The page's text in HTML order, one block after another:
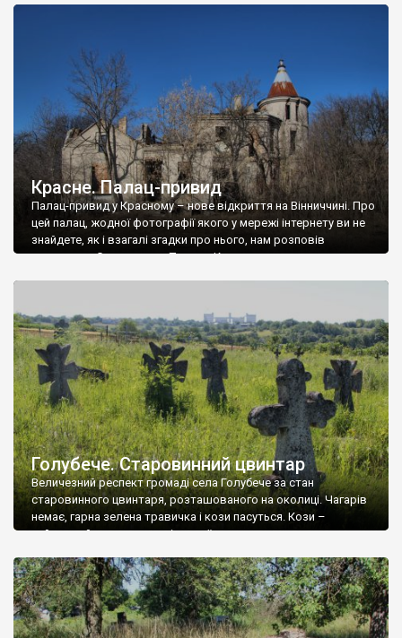
Красне. Палац-привид
Палац-привид у Красному – нове відкриття на Вінниччині. Про
цей палац, жодної фотографії якого у мережі інтернету ви не
знайдете, як і взагалі згадки про нього, нам розповів
мешканець Самгородка. Палац у Красному вразив не лише
Голубече. Старовинний цвинтар
Величезний респект громаді села Голубече за стан
старовинного цвинтаря, розташованого на околиці. Чагарів
немає, гарна зелена травичка і кози пасуться. Кози –
найкращий регулятор шкідливої, для старих кладовищ,
бруньками, кози ті бруньки обгризають, бо то улюблений
делікатес. На цвинтарі у Голубечому ціла колекція
різноманітних форм хрестів. Село відносно невелике, […]